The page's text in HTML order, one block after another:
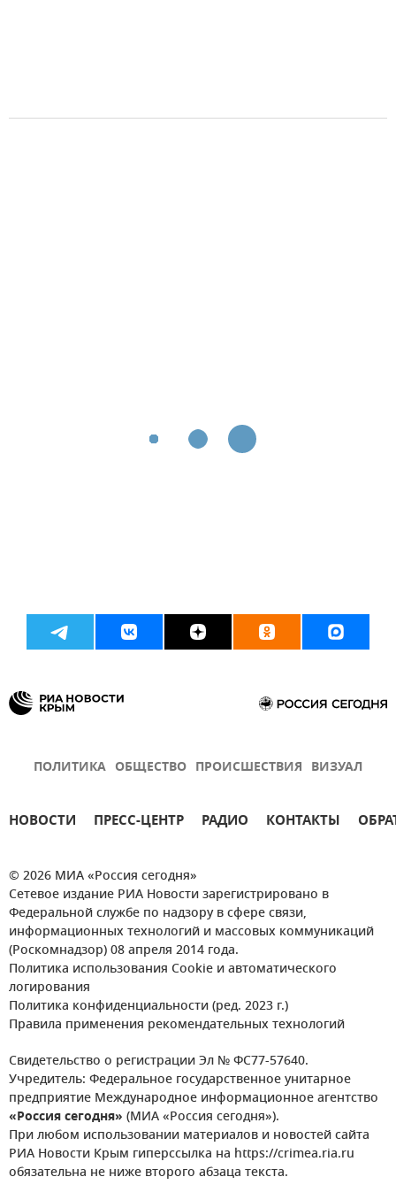
ПОЛИТИКА ОБЩЕСТВО ПРОИСШЕСТВИЯ ВИЗУАЛ
НОВОСТИ ПРЕСС-ЦЕНТР РАДИО КОНТАКТЫ
© 2026 МИА «Россия сегодня»
Сетевое издание РИА Новости зарегистрировано в
Федеральной службе по надзору в сфере связи,
информационных технологий и массовых коммуникаций
(Роскомнадзор) 08 апреля 2014 года.
Политика использования Cookie и автоматического
логирования
Политика конфиденциальности (ред. 2023 г.)
Правила применения рекомендательных технологий
Свидетельство о регистрации Эл № ФС77-57640.
Учредитель: Федеральное государственное унитарное
предприятие Международное информационное агентство
«Россия сегодня» (МИА «Россия сегодня»).
При любом использовании материалов и новостей сайта
РИА Новости Крым гиперссылка на https://crimea.ria.ru
обязательна не ниже второго абзаца текста.